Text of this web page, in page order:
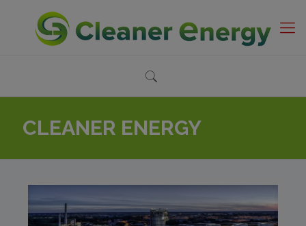
CLEANER ENERGY